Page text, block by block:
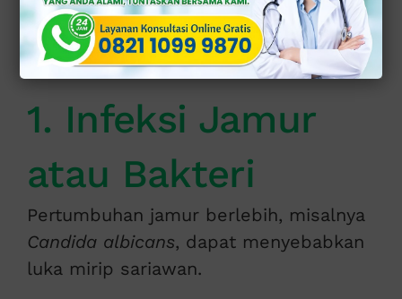
Beberapa faktor yang bisa memicu
sariawan di area kelamin antara lain:
1. Infeksi Jamur
atau Bakteri
Pertumbuhan jamur berlebih, misalnya
Candida albicans, dapat menyebabkan
luka mirip sariawan.